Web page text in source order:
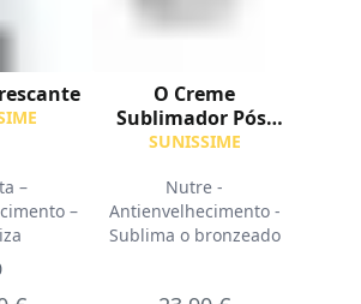
–
–
O Creme
Sublimador Pós-
Solar Corpo
SUNISSIME
Nutre -
Antienvelhecimento -
Sublima o bronzeado